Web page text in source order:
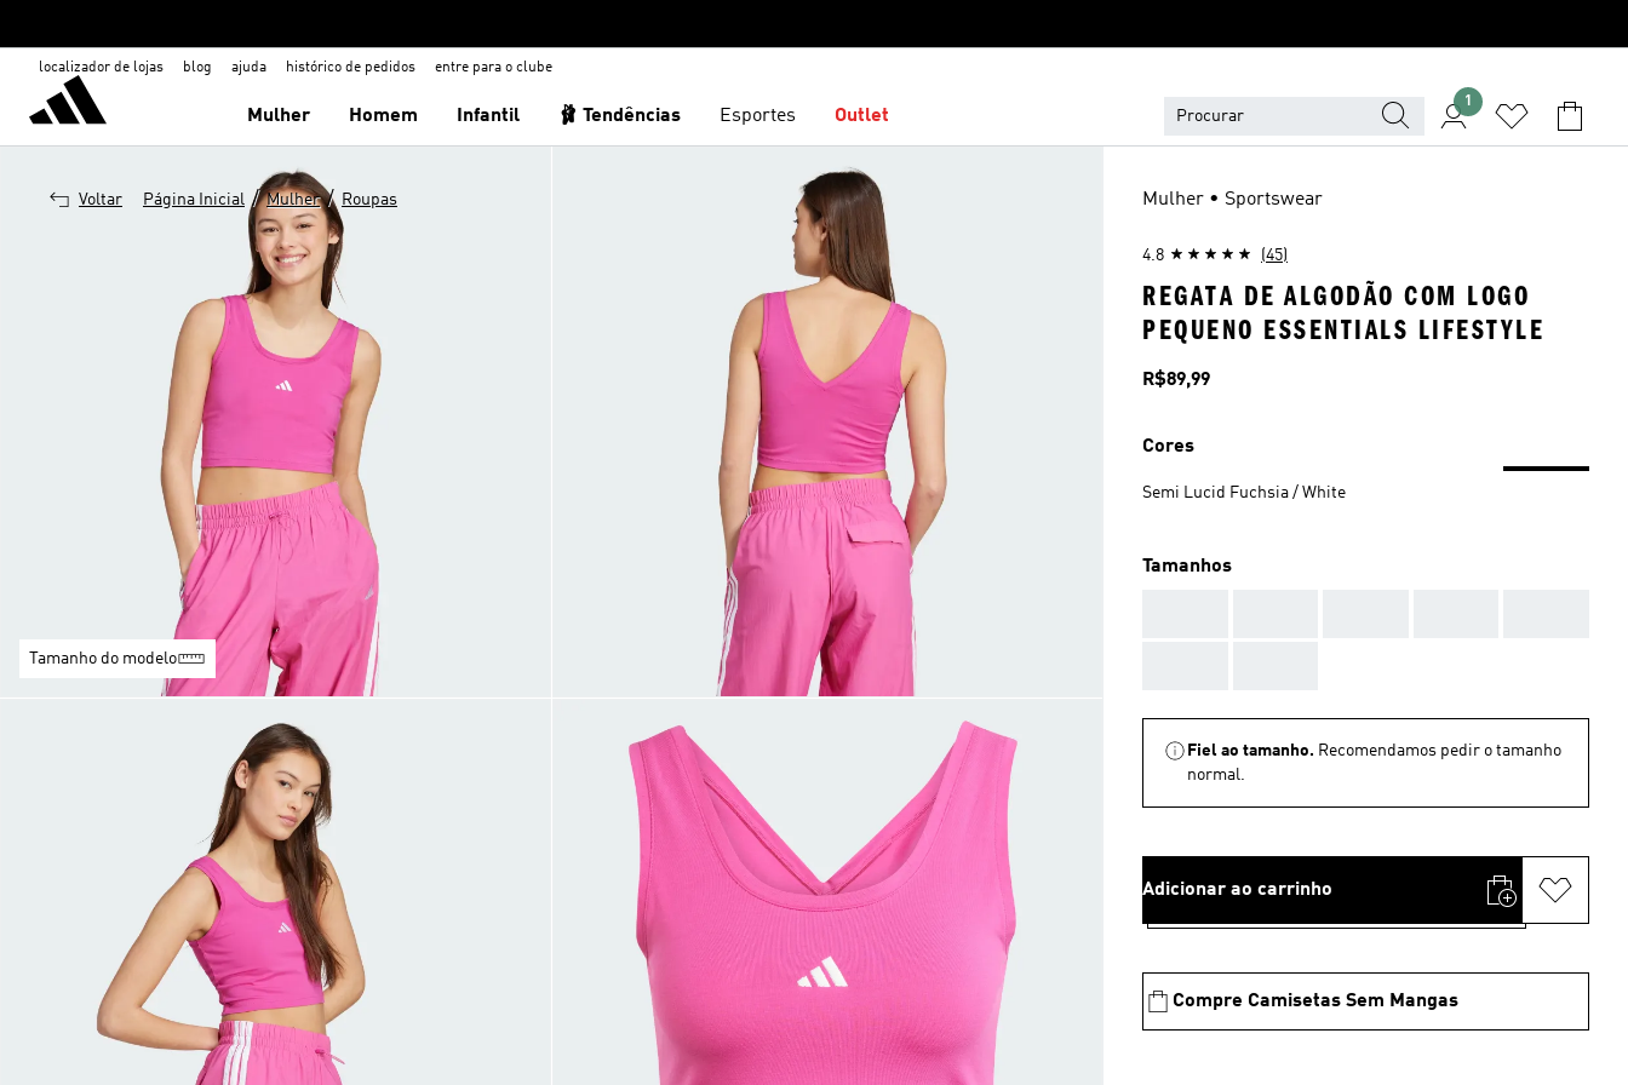
localizador de lojas blog ajuda histórico de pedidos entre para o clube
Mulher Homem Infantil 🩰 Tendências Esportes Outlet
1
Voltar Página Inicial / Mulher / Roupas
Tamanho do modelo
Mulher • Sportswear
4.8 (45)
REGATA DE ALGODÃO COM LOGO
PEQUENO ESSENTIALS LIFESTYLE
Preço
R$89,99
Cores
Semi Lucid Fuchsia / White
Tamanhos
Fiel ao tamanho. Recomendamos pedir o tamanho
normal.
Adicionar ao carrinho
Compre Camisetas Sem Mangas